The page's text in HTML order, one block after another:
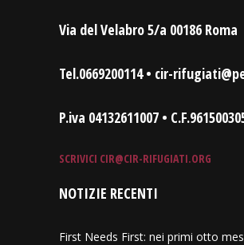
Via del Velabro 5/a 00186 Roma
Tel.0669200114 • cir-
P.iva 04132611007 •
SCRIVICI CIR@CIR-RIFUGIATI.ORG
NOTIZIE RECENTI
First Needs First: nei primi otto